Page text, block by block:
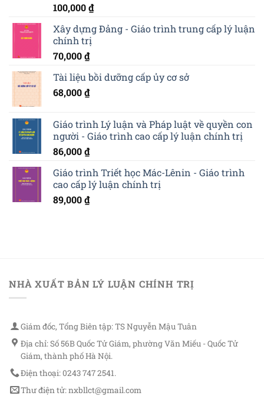
100,000₫
Xây dựng Đảng - Giáo trình trung cấp lý luận
chính trị
70,000₫
Tài liệu bồi dưỡng cấp ủy cơ sở
68,000₫
Giáo trình Lý luận và Pháp luật về quyền con
người - Giáo trình cao cấp lý luận chính trị
86,000₫
Giáo trình Triết học Mác-Lênin - Giáo trình
cao cấp lý luận chính trị
89,000₫
NHÀ XUẤT BẢN LÝ LUẬN CHÍNH TRỊ
Giám đốc, Tổng Biên tập: TS Nguyễn Mậu Tuân
Địa chỉ: Số 56B Quốc Tử Giám, phường Văn Miếu - Quốc Tử
Giám, thành phố Hà Nội.
Điện thoại: 0243 747 2541.
Thư điện tử: nxbllct@gmail.com